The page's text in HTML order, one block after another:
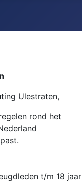
Ulestraten,
rond het
t/m 18 jaar